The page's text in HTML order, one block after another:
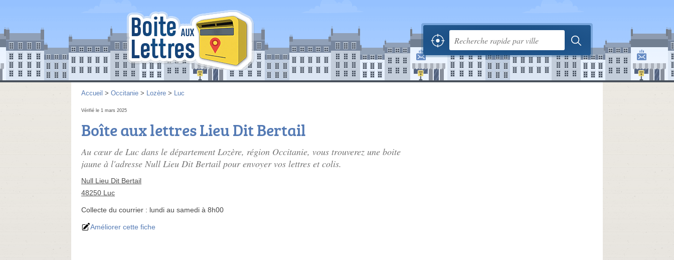
Accueil > Occitanie > Lozère > Luc
Vérifié le 1 mars 2025
Boîte aux lettres Lieu Dit Bertail
Au cœur de Luc dans le département Lozère, région Occitanie, vous trouverez une boite
jaune à l'adresse Null Lieu Dit Bertail pour envoyer vos lettres et colis.
Null Lieu Dit Bertail
48250 Luc
Collecte du courrier : lundi au samedi à 8h00
Améliorer cette fiche